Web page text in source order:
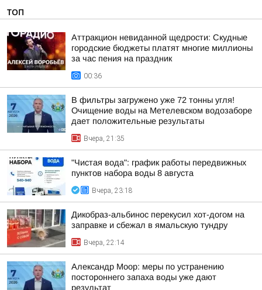
ТОП
Аттракцион невиданной щедрости: Скудные
городские бюджеты платят многие миллионы
за час пения на праздник
00:36
В фильтры загружено уже 72 тонны угля!
Очищение воды на Метелевском водозаборе
дает положительные результаты
Вчера, 21:35
"Чистая вода": график работы передвижных
пунктов набора воды 8 августа
Вчера, 23:18
Дикобраз-альбинос перекусил хот-догом на
заправке и сбежал в ямальскую тундру
Вчера, 22:14
Александр Моор: меры по устранению
постороннего запаха воды уже дают
результат